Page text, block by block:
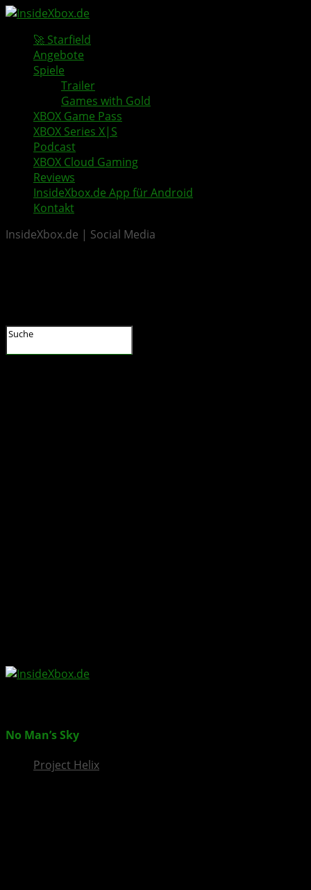
🚀 Starfield
Angebote
Spiele
Trailer
Games with Gold
XBOX Game Pass
XBOX Series X|S
Podcast
XBOX Cloud Gaming
Reviews
InsideXbox.de App für Android
Kontakt
InsideXbox.de | Social Media
No Man’s Sky
Project Helix